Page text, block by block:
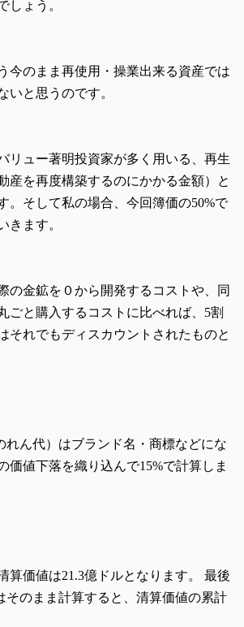
しょう。
今のまま再使用・操業出来る資産では
いと思うのです。
リュー著明投資家が多く用いる、再生
産を再度構築するのにかかる金額）と
。そして私の場合、今回簿価の50%で
きます。
の金鉱を０から開発するコストや、同
ごと購入するコストに比べれば、5割
それでもディスカウントされたものと
れん代）はブランド名・商標などにな
価値下落を織り込んで15%で計算しま
算価値は21.3億ドルとなります。 最後
そのまま計算すると、清算価値の累計